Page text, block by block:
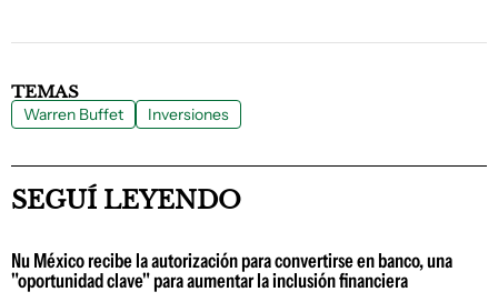
TEMAS
Warren Buffet Inversiones
SEGUÍ LEYENDO
Nu México recibe la autorización para convertirse en banco, una
"oportunidad clave" para aumentar la inclusión financiera